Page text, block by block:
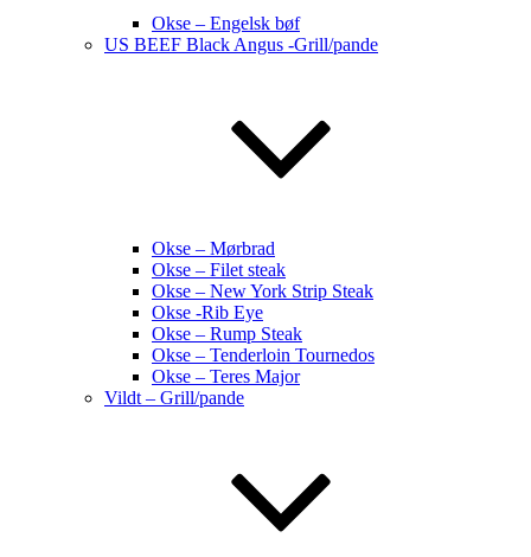
Okse – Engelsk bøf
US BEEF Black Angus -Grill/pande
Okse – Mørbrad
Okse – Filet steak
Okse – New York Strip Steak
Okse -Rib Eye
Okse – Rump Steak
Okse – Tenderloin Tournedos
Okse – Teres Major
Vildt – Grill/pande